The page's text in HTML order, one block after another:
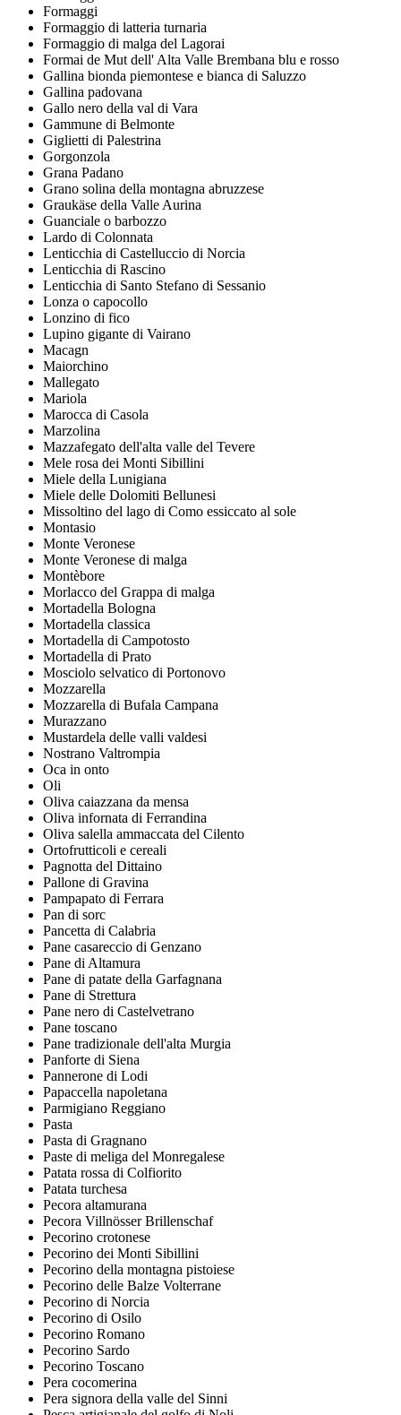
Formaggi
Formaggio di latteria turnaria
Formaggio di malga del Lagorai
Formai de Mut dell' Alta Valle Brembana blu e rosso
Gallina bionda piemontese e bianca di Saluzzo
Gallina padovana
Gallo nero della val di Vara
Gammune di Belmonte
Giglietti di Palestrina
Gorgonzola
Grana Padano
Grano solina della montagna abruzzese
Graukäse della Valle Aurina
Guanciale o barbozzo
Lardo di Colonnata
Lenticchia di Castelluccio di Norcia
Lenticchia di Rascino
Lenticchia di Santo Stefano di Sessanio
Lonza o capocollo
Lonzino di fico
Lupino gigante di Vairano
Macagn
Maiorchino
Mallegato
Mariola
Marocca di Casola
Marzolina
Mazzafegato dell'alta valle del Tevere
Mele rosa dei Monti Sibillini
Miele della Lunigiana
Miele delle Dolomiti Bellunesi
Missoltino del lago di Como essiccato al sole
Montasio
Monte Veronese
Monte Veronese di malga
Montèbore
Morlacco del Grappa di malga
Mortadella Bologna
Mortadella classica
Mortadella di Campotosto
Mortadella di Prato
Mosciolo selvatico di Portonovo
Mozzarella
Mozzarella di Bufala Campana
Murazzano
Mustardela delle valli valdesi
Nostrano Valtrompia
Oca in onto
Oli
Oliva caiazzana da mensa
Oliva infornata di Ferrandina
Oliva salella ammaccata del Cilento
Ortofrutticoli e cereali
Pagnotta del Dittaino
Pallone di Gravina
Pampapato di Ferrara
Pan di sorc
Pancetta di Calabria
Pane casareccio di Genzano
Pane di Altamura
Pane di patate della Garfagnana
Pane di Strettura
Pane nero di Castelvetrano
Pane toscano
Pane tradizionale dell'alta Murgia
Panforte di Siena
Pannerone di Lodi
Papaccella napoletana
Parmigiano Reggiano
Pasta
Pasta di Gragnano
Paste di meliga del Monregalese
Patata rossa di Colfiorito
Patata turchesa
Pecora altamurana
Pecora Villnösser Brillenschaf
Pecorino crotonese
Pecorino dei Monti Sibillini
Pecorino della montagna pistoiese
Pecorino delle Balze Volterrane
Pecorino di Norcia
Pecorino di Osilo
Pecorino Romano
Pecorino Sardo
Pecorino Toscano
Pera cocomerina
Pera signora della valle del Sinni